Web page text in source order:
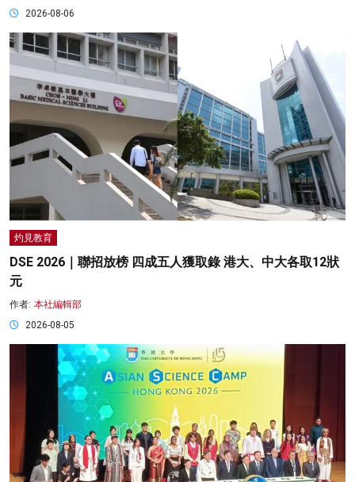
2026-08-06
灼見教育
DSE 2026｜聯招放榜 四成五人獲取錄 港大、中大各取12狀
元
作者: 本社編輯部
2026-08-05